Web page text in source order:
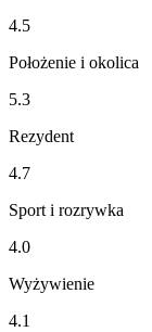
4.5
Położenie i okolica
5.3
Rezydent
4.7
Sport i rozrywka
4.0
Wyżywienie
4.1